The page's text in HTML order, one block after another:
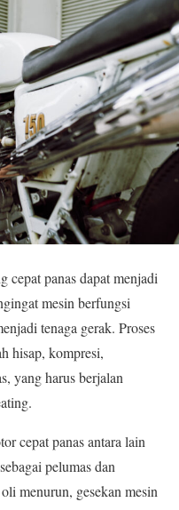
cepat panas dapat menjadi
mesin berfungsi
tenaga gerak. Proses
hisap, kompresi,
yang harus berjalan
cepat panas antara lain
pelumas dan
menurun, gesekan mesin